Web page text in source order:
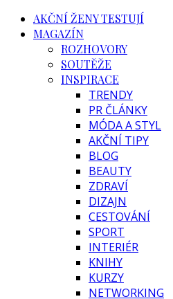
AKČNÍ ŽENY TESTUJÍ
MAGAZÍN
ROZHOVORY
SOUTĚŽE
INSPIRACE
TRENDY
PR ČLÁNKY
MÓDA A STYL
AKČNÍ TIPY
BLOG
BEAUTY
ZDRAVÍ
DIZAJN
CESTOVÁNÍ
SPORT
INTERIÉR
KNIHY
KURZY
NETWORKING